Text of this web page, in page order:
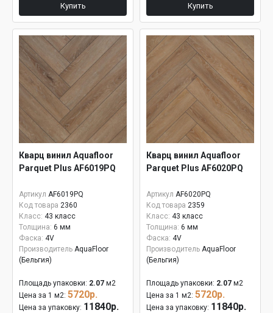
Купить Купить
Кварц винил Aquafloor
Parquet Plus AF6019PQ
Артикул AF6019PQ
Код товара 2360
Класс: 43 класс
Толщина: 6 мм
Фаска: 4V
Производитель AquaFloor
(Бельгия)
Площадь упаковки: 2.07 м2
Цена за 1 м2: 5720р.
Цена за упаковку: 11840р.
Кварц винил Aquafloor
Parquet Plus AF6020PQ
Артикул AF6020PQ
Код товара 2359
Класс: 43 класс
Толщина: 6 мм
Фаска: 4V
Производитель AquaFloor
(Бельгия)
Площадь упаковки: 2.07 м2
Цена за 1 м2: 5720р.
Цена за упаковку: 11840р.